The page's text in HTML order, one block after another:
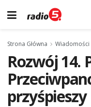
Strona Główna Wiadomości
Rozwój 14.
przyśpieszy